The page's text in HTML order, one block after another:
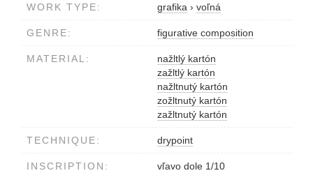
WORK TYPE: grafika › voľná
GENRE: figurative composition
MATERIAL:
nažltlý kartón
zažltlý kartón
nažltnutý kartón
zožltnutý kartón
zažltnutý kartón
TECHNIQUE: drypoint
INSCRIPTION:
vľavo dole 1/10